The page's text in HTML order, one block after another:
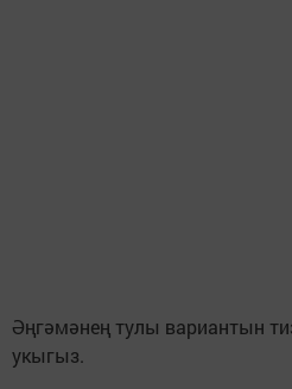
Әңгәмәнең тулы вариантын
укыгыз.